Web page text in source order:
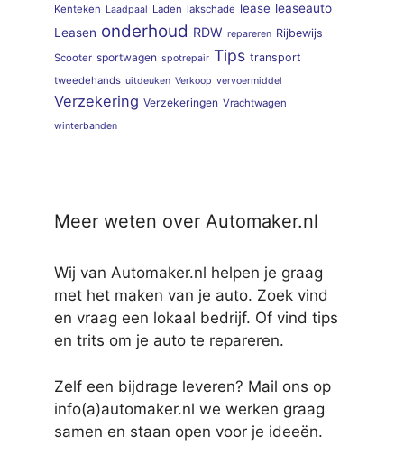
Kenteken Laadpaal Laden lakschade lease leaseauto
Leasen onderhoud RDW repareren Rijbewijs
Scooter sportwagen spotrepair Tips transport
tweedehands uitdeuken Verkoop vervoermiddel
Verzekering Verzekeringen Vrachtwagen
winterbanden
Meer weten over Automaker.nl
Wij van Automaker.nl helpen je graag
met het maken van je auto. Zoek vind
en vraag een lokaal bedrijf. Of vind tips
en trits om je auto te repareren.
Zelf een bijdrage leveren? Mail ons op
info(a)automaker.nl we werken graag
samen en staan open voor je ideeën.